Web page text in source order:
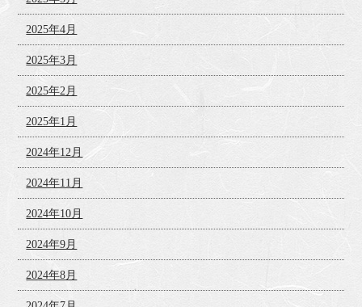
2025年4月
2025年3月
2025年2月
2025年1月
2024年12月
2024年11月
2024年10月
2024年9月
2024年8月